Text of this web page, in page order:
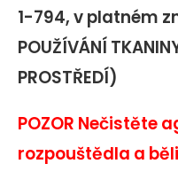
1-794, v platném
POUŽÍVÁNÍ
PROSTŘEDÍ)
POZOR
rozpouštědla a